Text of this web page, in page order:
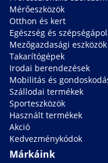
Mérőeszközök
Otthon és kert
Egészség és
Mezőgazdasági eszközök
Takarítógépek
Irodai berendezések
Mobilitás és
Szállodai termékek
Sporteszközök
Használt termékek
Akció
Kedvezménykódok
Márkáink